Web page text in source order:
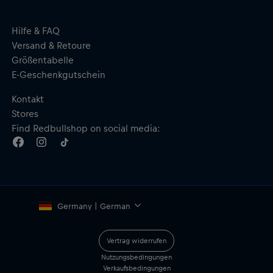
Hilfe & FAQ
Versand & Retoure
Größentabelle
E-Geschenkgutschein
Kontakt
Stores
Find Redbullshop on social media:
Germany | German
Vertrag widerrufen
Nutzungsbedingungen
Verkaufsbedingungen